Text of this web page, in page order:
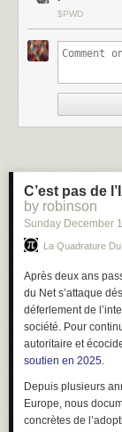
$PWD
C’est pas de
by robinson
Sunday December 1
La Quadrature
Après deux ans
du Net s’attaque
déferlement de
société. Pour
autoritaire et
soutien en 2025.
Depuis plusieurs
Europe, nous
concrètes de